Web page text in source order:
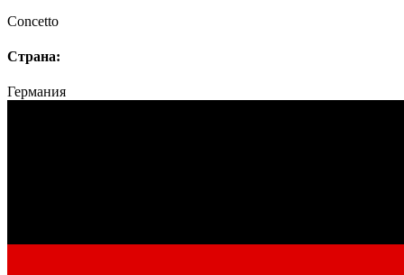
Concetto
Страна:
Германия